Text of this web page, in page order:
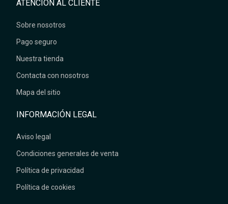
ATENCIÓN AL CLIENTE
Sobre nosotros
Pago seguro
Nuestra tienda
Contacta con nosotros
Mapa del sitio
INFORMACIÓN LEGAL
Aviso legal
Condiciones generales de venta
Política de privacidad
Política de cookies